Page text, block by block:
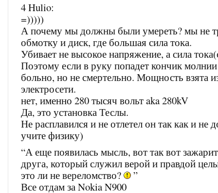
4 Hulio:
=)))))
А почему мы должны были умереть? мы не
обмотку и диск, где большая сила тока.
Убивает не высокое напряжение, а сила
Поэтому если в руку попадет кончик
больно, но не смертельно. Мощность взята
электросети.
нет, именно 280 тысяч вольт aka 280kV
Да, это установка Теслы.
Не расплавился и не отлетел он так как и не
учите физику)
“А еще появилась мысль, вот так вот
друга, который служил верой и правдой
это ли не вереломство?
”
Все отдам за Nokia N900